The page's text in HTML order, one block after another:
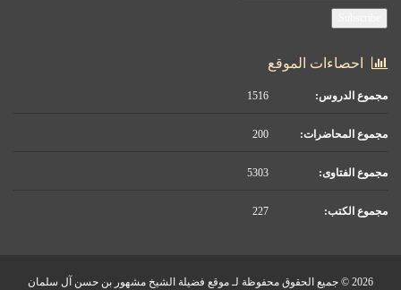
احصاءات الموقع
مجموع الدروس:
مجموع المحاضرات:
مجموع الفتاوى:
مجموع الكتب:
2026 © جميع الحقوق محفوظة لـ موقع فضيلة الشيخ مشهور بن حسن آل سلمان